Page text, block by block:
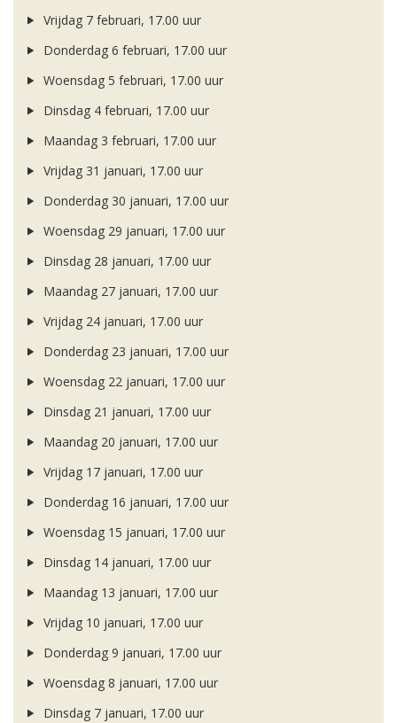
Vrijdag 7 februari, 17.00 uur
Donderdag 6 februari, 17.00 uur
Woensdag 5 februari, 17.00 uur
Dinsdag 4 februari, 17.00 uur
Maandag 3 februari, 17.00 uur
Vrijdag 31 januari, 17.00 uur
Donderdag 30 januari, 17.00 uur
Woensdag 29 januari, 17.00 uur
Dinsdag 28 januari, 17.00 uur
Maandag 27 januari, 17.00 uur
Vrijdag 24 januari, 17.00 uur
Donderdag 23 januari, 17.00 uur
Woensdag 22 januari, 17.00 uur
Dinsdag 21 januari, 17.00 uur
Maandag 20 januari, 17.00 uur
Vrijdag 17 januari, 17.00 uur
Donderdag 16 januari, 17.00 uur
Woensdag 15 januari, 17.00 uur
Dinsdag 14 januari, 17.00 uur
Maandag 13 januari, 17.00 uur
Vrijdag 10 januari, 17.00 uur
Donderdag 9 januari, 17.00 uur
Woensdag 8 januari, 17.00 uur
Dinsdag 7 januari, 17.00 uur